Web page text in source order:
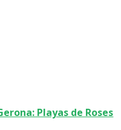
Playas de Roses